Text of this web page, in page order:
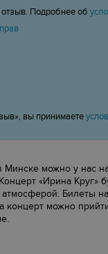
Подробнее об
вы принимаете
можно у нас
«Ирина Круг»
Билеты
можно